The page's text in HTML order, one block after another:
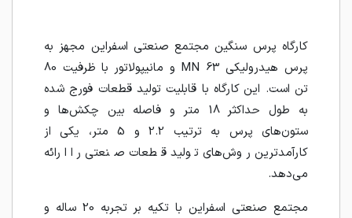
کارگاه پرس سنگین مجتمع صنعتی اسفراین مجهز به
پرس هیدرولیکی MN 63 و مانیپولاتور با ظرفیت 80
تن است. این کارگاه با قابلیت تولید قطعات فورج شده
به طول حداکثر 18 متر و فاصله بین چکش‌ها و
ستون‌های پرس به ترتیب 2.2 و 5 متر، یکی از
کارآمدترین روش‌های تولید قطعات صنعتی را ارائه
می‌دهد.
مجتمع صنعتی اسفراین با تکیه بر تجربه 20 ساله و